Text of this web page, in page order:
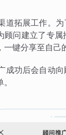
道拓展工作。
顾问建立了专
键分享至自己
成功后会自动